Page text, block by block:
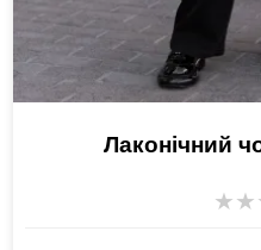
Лаконічний
★★